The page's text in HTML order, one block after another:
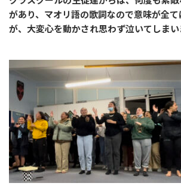
があり、マオリ語の歌詞なので意味が全
が、大変心を動かされ思わず泣いてしまい